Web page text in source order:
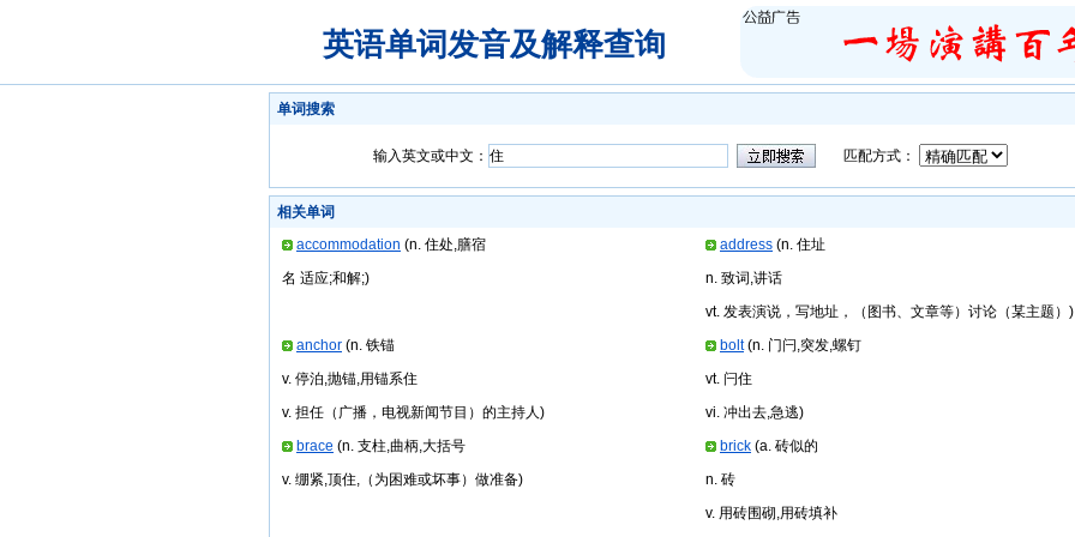
英语单词发音及解释查询
单词搜索
输入英文或中文： 匹配方式：
相关单词
accommodation (n. 住处,膳宿
名 适应;和解;)
address (n. 住址
n. 致词,讲话
vt. 发表演说，写地址，（图书、文章等）讨论（某主题）)
anchor (n. 铁锚
v. 停泊,抛锚,用锚系住
v. 担任（广播，电视新闻节目）的主持人)
bolt(n. 门闩,突发,螺钉
vt. 闩住
vi. 冲出去,急逃)
brace (n. 支柱,曲柄,大括号
v. 绷紧,顶住,（为困难或坏事）做准备)
brick (a. 砖似的
n. 砖
v. 用砖围砌,用砖填补